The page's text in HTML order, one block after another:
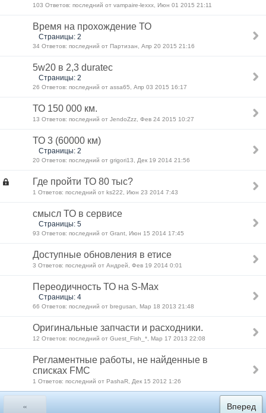
103 Ответов: последний от vampaire-lexxx, Июн 01 2015 21:11
Время на прохождение ТО
Страницы: 2
34 Ответов: последний от Партизан, Апр 20 2015 21:16
5w20 в 2,3 duratec
Страницы: 2
26 Ответов: последний от assa65, Апр 03 2015 16:17
ТО 150 000 км.
13 Ответов: последний от JendoZzz, Фев 24 2015 10:27
ТО 3 (60000 км)
Страницы: 2
20 Ответов: последний от grigori13, Дек 19 2014 21:56
Где пройти ТО 80 тыс?
1 Ответов: последний от ks222, Июн 23 2014 7:43
смысл ТО в сервисе
Страницы: 5
93 Ответов: последний от Grant, Июн 15 2014 17:45
Доступные обновления в етисе
3 Ответов: последний от Андрей, Фев 19 2014 0:01
Переодичность ТО на S-Max
Страницы: 4
66 Ответов: последний от bregusan, Мар 18 2013 21:48
Оригинальные запчасти и расходники.
12 Ответов: последний от Guest_Fish_*, Мар 17 2013 22:08
Регламентные работы, не найденные в
списках FMC
1 Ответов: последний от PashaR, Дек 15 2012 1:26
«
Вперед